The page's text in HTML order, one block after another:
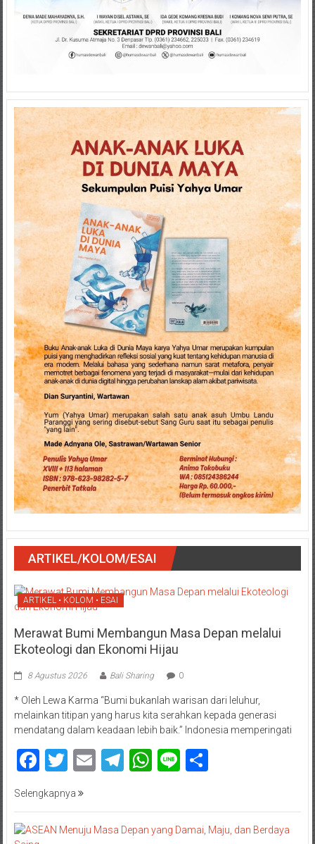
ARTIKEL/KOLOM/ESAI
ARTIKEL • KOLOM • ESAI
Merawat Bumi Membangun Masa Depan melalui
Ekoteologi dan Ekonomi Hijau
8 Agustus 2026 Bali Sharing 0
* Oleh Lewa Karma “Bumi bukanlah warisan dari leluhur,
melainkan titipan yang harus kita serahkan kepada generasi
mendatang dalam keadaan lebih baik.” Indonesia memperingati
Facebook
Twitter
EmailTelegram
WhatsApp
LineShare
Selengkapnya